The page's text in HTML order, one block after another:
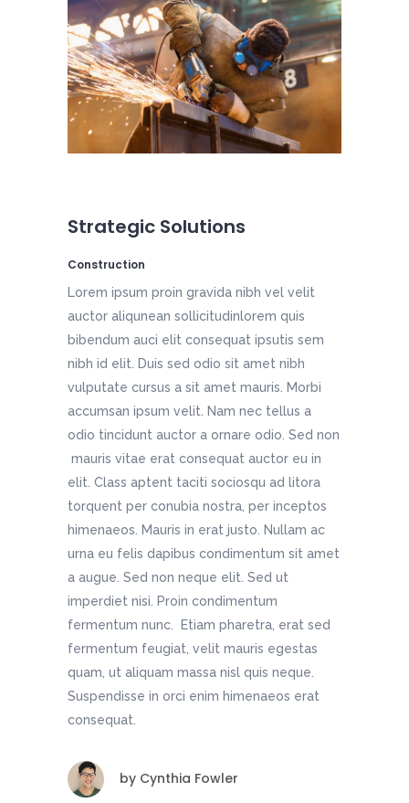
Strategic Solutions
Construction
Lorem ipsum proin gravida nibh vel velit
auctor aliqunean sollicitudinlorem quis
bibendum auci elit consequat ipsutis sem
nibh id elit. Duis sed odio sit amet nibh
vulputate cursus a sit amet mauris. Morbi
accumsan ipsum velit. Nam nec tellus a
odio tincidunt auctor a ornare odio. Sed non
mauris vitae erat consequat auctor eu in
elit. Class aptent taciti sociosqu ad litora
torquent per conubia nostra, per inceptos
himenaeos. Mauris in erat justo. Nullam ac
urna eu felis dapibus condimentum sit amet
a augue. Sed non neque elit. Sed ut
imperdiet nisi. Proin condimentum
fermentum nunc. Etiam pharetra, erat sed
fermentum feugiat, velit mauris egestas
quam, ut aliquam massa nisl quis neque.
Suspendisse in orci enim himenaeos erat
consequat.
by Cynthia Fowler